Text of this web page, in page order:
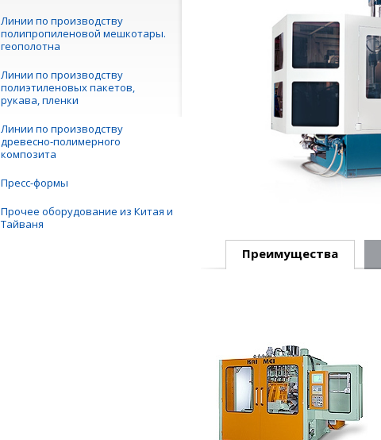
Линии по производству
полипропиленовой мешкотары.
геополотна
Линии по производству
полиэтиленовых пакетов,
рукава, пленки
Линии по производству
древесно-полимерного
композита
Пресс-формы
Прочее оборудование из Китая и
Тайваня
Преимущества